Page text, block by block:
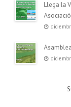
Llega la